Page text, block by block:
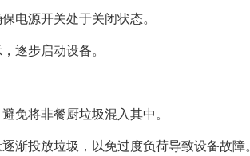
电源开关处于关闭状态。
逐步启动设备。
免将非餐厨垃圾混入其中。
渐投放垃圾，以免过度负荷导致设备故障。